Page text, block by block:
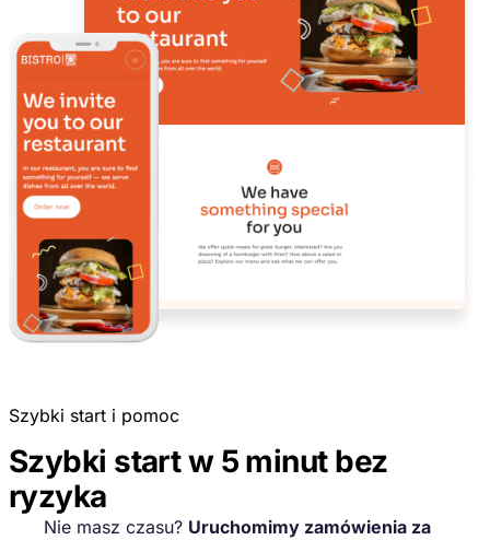
Szybki start i pomoc
Szybki start w 5 minut bez
ryzyka
Nie masz czasu? Uruchomimy zamówienia za